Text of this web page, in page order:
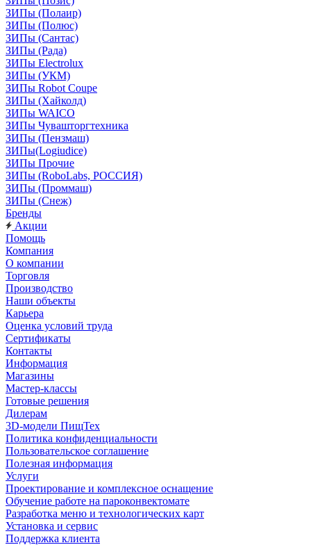
ЗИПы (Полаир)
ЗИПы (Полюс)
ЗИПы (Сантас)
ЗИПы (Рада)
ЗИПы Electrolux
ЗИПы (УКМ)
ЗИПы Robot Coupe
ЗИПы (Хайколд)
ЗИПы WAICO
ЗИПы Чувашторгтехника
ЗИПы (Пензмаш)
ЗИПы(Logiudice)
ЗИПы Прочие
ЗИПы (RoboLabs, РОССИЯ)
ЗИПы (Проммаш)
ЗИПы (Снеж)
Бренды
Акции
Помощь
Компания
О компании
Торговля
Производство
Наши объекты
Карьера
Оценка условий труда
Сертификаты
Контакты
Информация
Магазины
Мастер-классы
Готовые решения
Дилерам
3D-модели ПищТех
Политика конфиденциальности
Пользовательское соглашение
Полезная информация
Услуги
Проектирование и комплексное оснащение
Обучение работе на пароконвектомате
Разработка меню и технологических карт
Установка и сервис
Поддержка клиента